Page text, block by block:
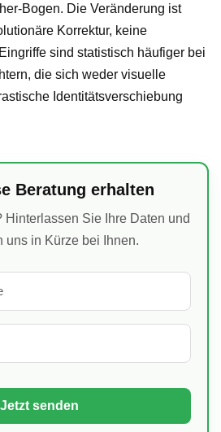
Bogen. Die Veränderung ist
Korrektur, keine
sind statistisch häufiger bei
die sich weder visuelle
Identitätsverschiebung
Beratung erhalten
Hinterlassen Sie Ihre Daten und
uns in Kürze bei Ihnen.